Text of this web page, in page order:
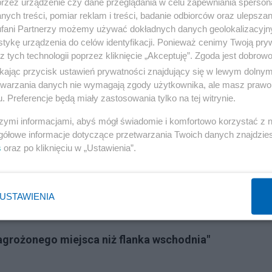
29 w relacjach z USA?
rzeczy: Amerykanie są pragmatyczni. Nie chcą dać
rozpaczliwych ruchów. Generalnie, rząd
Harris ma dodać Polakom otuchy. Stany Zjednoczone
rosyjskiej inwazji, a PO musi klaskać przemówieniom
została na lodzie.
Reklama
oligarchów, w tym na Abramowicza
miejsca niż flanka wschodnia"
treści, pomiar reklam i treści, badanie odbiorców oraz
Partnerzy możemy używać dokładnych danych
urządzenia do celów identyfikacji. Ponieważ cenimy Twoją
tych technologii poprzez kliknięcie „Akceptuję”. Zgoda jest
przycisk ustawień prywatności znajdujący się w lewym
danych nie wymagają zgody użytkownika, ale masz
Preferencje będą miały zastosowania tylko na tej witrynie.
informacjami, abyś mógł świadomie i komfortowo korzystać z
informacje dotyczące przetwarzania Twoich danych
oraz po kliknięciu w „Ustawienia”.
USTAWIENIA